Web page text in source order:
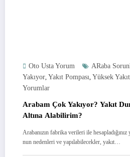
Oto Usta Yorum ARaba
Yakıyor Yakıt Pompası Yüksek
Yorumlar
Arabam Çok Yakıyor? Yakıt
Altına Alabilirim?
Arabanızın fabrika verileri ile hesapladığınız
nun nedenleri ve yapılabilecekler, yakıt…